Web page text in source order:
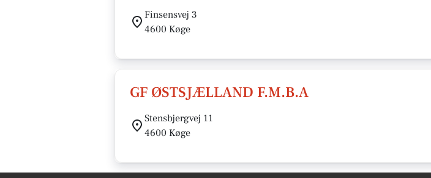
Finsensvej 3
4600 Køge
GF ØSTSJÆLLAND F.M.B.A
Stensbjergvej 11
4600 Køge